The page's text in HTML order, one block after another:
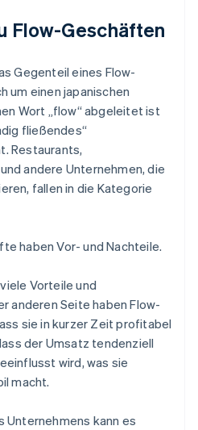
Flow-Geschäften
Gegenteil eines Flow-
um einen japanischen
Wort „flow“ abgeleitet ist
fließendes“
Restaurants,
andere Unternehmen, die
fallen in die Kategorie
haben Vor- und Nachteile.
Vorteile und
anderen Seite haben Flow-
sie in kurzer Zeit profitabel
der Umsatz tendenziell
wird, was sie
macht.
Unternehmens kann es